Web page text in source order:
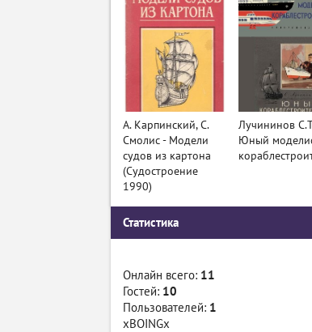
А. Карпинский, С.
Смолис - Модели
судов из картона
(Судостроение
1990)
Лучининов
Юный
Статистика
Онлайн всего: 11
Гостей: 10
Пользователей: 1
xBOINGx